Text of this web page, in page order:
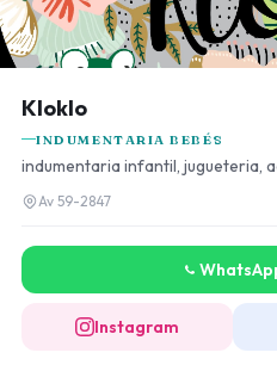
Kloklo
INDUMENTARIA BEBÉS
indumentaria infantil, jugueteria,
Av 59-2847
Instagram